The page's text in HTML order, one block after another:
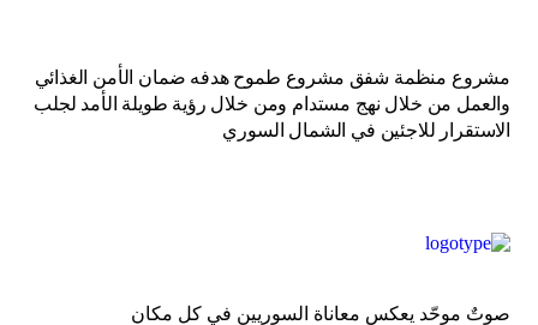
مشروع منظمة شفق مشروع طموح هدفه ضمان الأمن الغذائي
والعمل من خلال نهج مستدام ومن خلال رؤية طويلة الأمد لجلب
الاستقرار للاجئين في الشمال السوري
صوتٌ موحّد يعكس معاناة السوريين في كل مكان